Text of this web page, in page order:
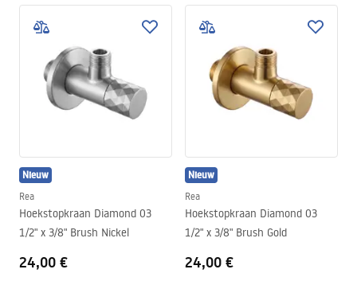
Nieuw
Rea
Hoekstopkraan Diamond 03
1/2" x 3/8" Brush Nickel
24,00 €
Nieuw
Rea
Hoekstopkraan Diamond 03
1/2" x 3/8" Brush Gold
24,00 €